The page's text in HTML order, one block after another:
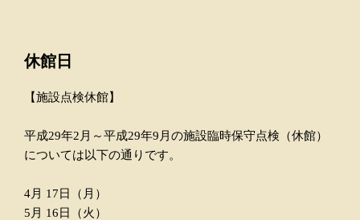
休館日
【施設点検休館】
平成29年2月～平成29年9月の施設臨時保守点検（休館）
については以下の通りです。
4月 17日（月）
5月 16日（火）